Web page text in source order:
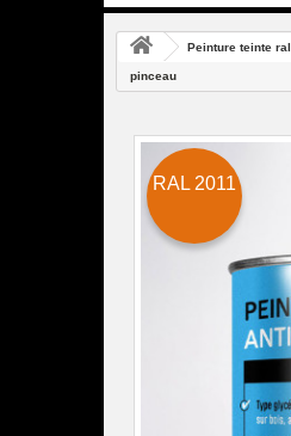
Peinture teinte ral
pinceau
RAL 2011